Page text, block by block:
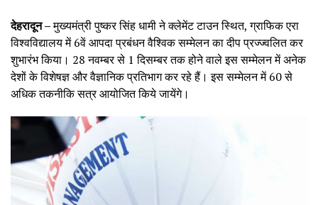
देहरादून –मुख्यमंत्री पुष्कर सिंह धामी ने क्लेमेंट टाउन स्थित, ग्राफिक एरा
विश्वविद्यालय में 6वें आपदा प्रबंधन वैश्विक सम्मेलन का दीप प्रज्ज्वलित कर
शुभारंभ किया। 28 नवम्बर से 1 दिसम्बर तक होने वाले इस सम्मेलन में अनेक
देशों के विशेषज्ञ और वैज्ञानिक प्रतिभाग कर रहे हैं। इस सम्मेलन में 60 से
अधिक तकनीकि सत्र आयोजित किये जायेंगे।